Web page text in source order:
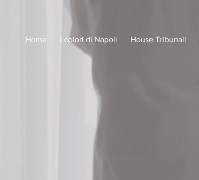
Home I colori di Napoli House Tribunali